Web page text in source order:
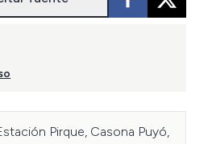
Pirque, Casona Puyó,